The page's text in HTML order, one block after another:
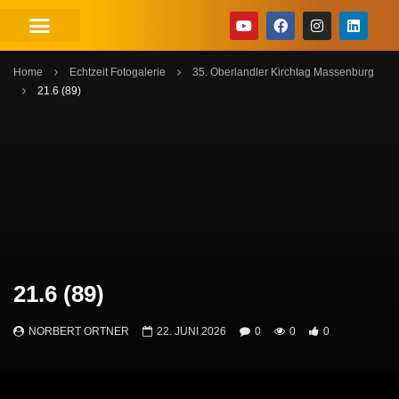
Home Echtzeit Fotogalerie
35. Oberlandler Kirchtag Massenburg
21.6 (89)
21.6 (89)
NORBERT ORTNER 22. JUNI 2026 0 0 0